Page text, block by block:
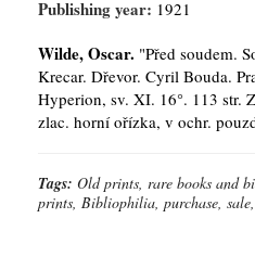
Publishing year: 1921
Wilde, Oscar. "Před soudem.
Krecar. Dřevor. Cyril Bouda.
Hyperion, sv. XI. 16°. 113 str.
zlac. horní ořízka, v ochr.
Tags: Old prints, rare books and
prints, Bibliophilia, purchase,